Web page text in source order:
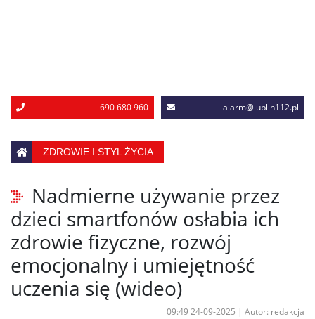
690 680 960 alarm@lublin112.pl
ZDROWIE I STYL ŻYCIA
Nadmierne używanie przez
dzieci smartfonów osłabia ich
zdrowie fizyczne, rozwój
emocjonalny i umiejętność
uczenia się (wideo)
09:49 24-09-2025 | Autor: redakcja